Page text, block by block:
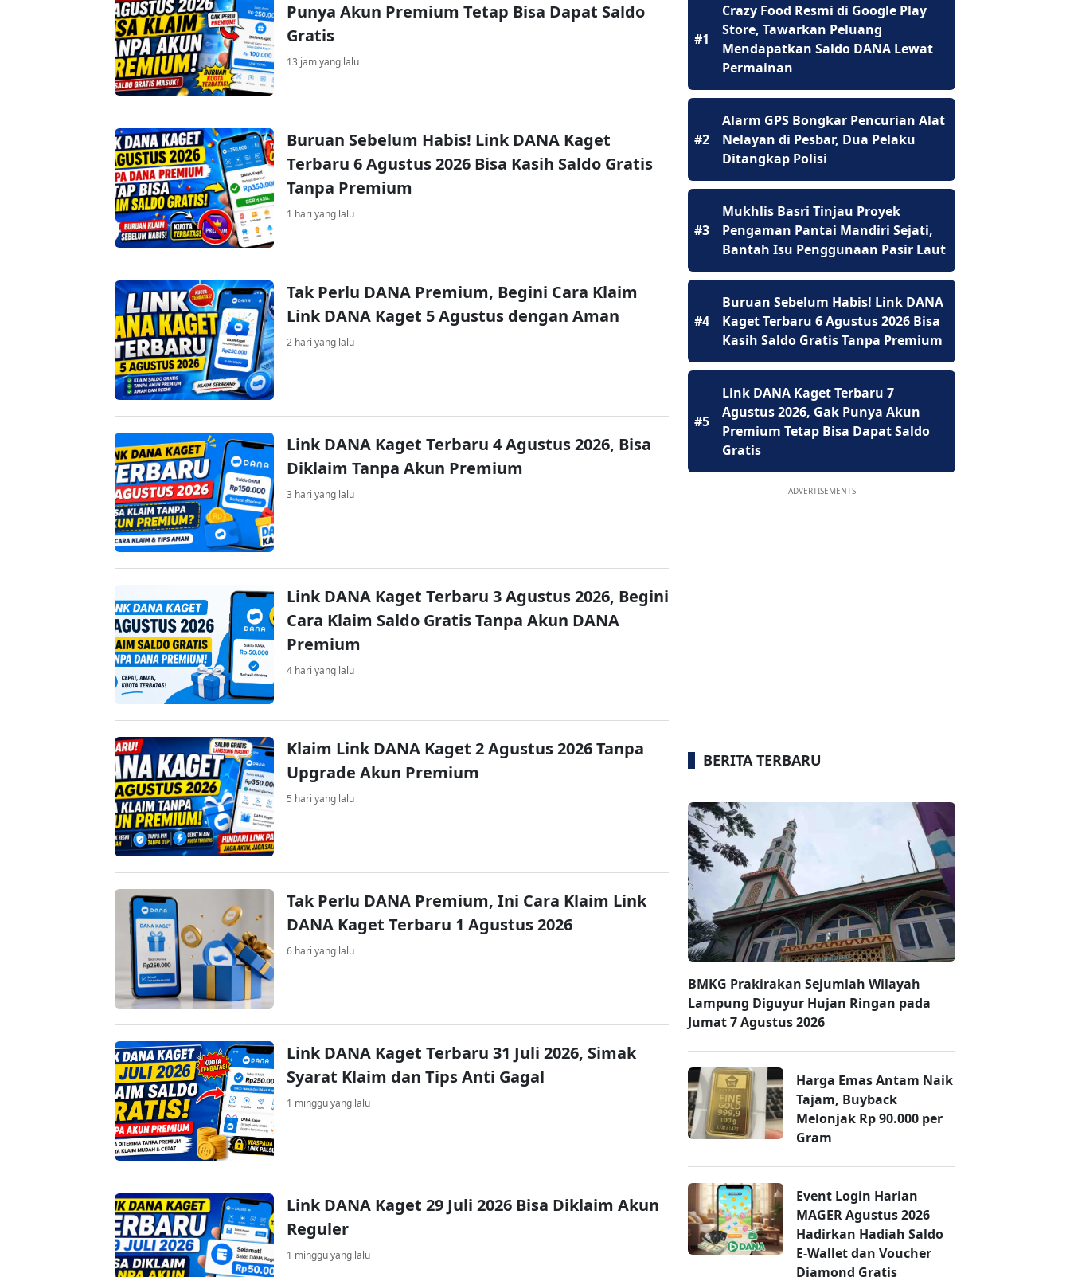
Punya Akun Premium Tetap Bisa Dapat Saldo
Gratis
13 jam yang lalu
Buruan Sebelum Habis! Link DANA Kaget
Terbaru 6 Agustus 2026 Bisa Kasih Saldo Gratis
Tanpa Premium
1 hari yang lalu
Tak Perlu DANA Premium, Begini Cara Klaim
Link DANA Kaget 5 Agustus dengan Aman
2 hari yang lalu
Link DANA Kaget Terbaru 4 Agustus 2026, Bisa
Diklaim Tanpa Akun Premium
3 hari yang lalu
Link DANA Kaget Terbaru 3 Agustus 2026, Begini
Cara Klaim Saldo Gratis Tanpa Akun DANA
Premium
4 hari yang lalu
Klaim Link DANA Kaget 2 Agustus 2026 Tanpa
Upgrade Akun Premium
5 hari yang lalu
Tak Perlu DANA Premium, Ini Cara Klaim Link
DANA Kaget Terbaru 1 Agustus 2026
6 hari yang lalu
Link DANA Kaget Terbaru 31 Juli 2026, Simak
Syarat Klaim dan Tips Anti Gagal
1 minggu yang lalu
Link DANA Kaget 29 Juli 2026 Bisa Diklaim Akun
Reguler
1 minggu yang lalu
#1
Crazy Food Resmi di Google Play
Store, Tawarkan Peluang
Mendapatkan Saldo DANA Lewat
Permainan
#2
Alarm GPS Bongkar Pencurian Alat
Nelayan di Pesbar, Dua Pelaku
Ditangkap Polisi
#3
Mukhlis Basri Tinjau Proyek
Pengaman Pantai Mandiri Sejati,
Bantah Isu Penggunaan Pasir Laut
#4
Buruan Sebelum Habis! Link DANA
Kaget Terbaru 6 Agustus 2026 Bisa
Kasih Saldo Gratis Tanpa Premium
#5
Link DANA Kaget Terbaru 7
Agustus 2026, Gak Punya Akun
Premium Tetap Bisa Dapat Saldo
Gratis
ADVERTISEMENTS
BERITA TERBARU
BMKG Prakirakan Sejumlah Wilayah
Lampung Diguyur Hujan Ringan pada
Jumat 7 Agustus 2026
Harga Emas Antam Naik
Tajam, Buyback
Melonjak Rp 90.000 per
Gram
Event Login Harian
MAGER Agustus 2026
Hadirkan Hadiah Saldo
E-Wallet dan Voucher
Diamond Gratis